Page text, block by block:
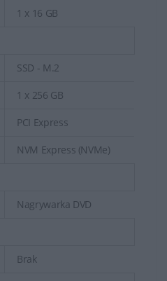
1 x 16 GB
SSD - M.2
1 x 256 GB
PCI Express
NVM Express (NVMe)
Nagrywarka DVD
Brak